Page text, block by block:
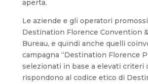
aperta.
Le aziende e gli operatori
Destination Florence Convention
Bureau, e quindi anche quelli
campagna “Destination Florence
selezionati in base a elevati criteri
rispondono al codice etico di